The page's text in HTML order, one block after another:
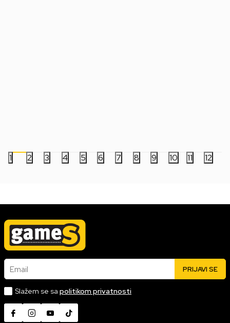
1 2 3 4 5 6 7 8 9 10 11 12
Email PRIJAVI SE
Slažem se sa politikom privatnosti